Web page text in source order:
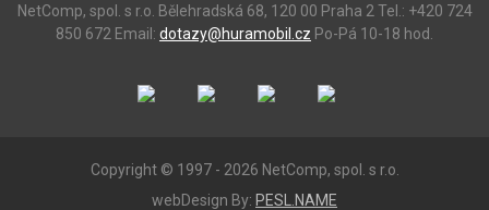
NetComp, spol. s r.o. Bělehradská 68, 120 00 Praha 2 Tel.: +420 724
850 672 Email: dotazy@huramobil.cz Po-Pá 10-18 hod.
Copyright © 1997 - 2026 NetComp, spol. s r.o.
webDesign By: PESL.NAME